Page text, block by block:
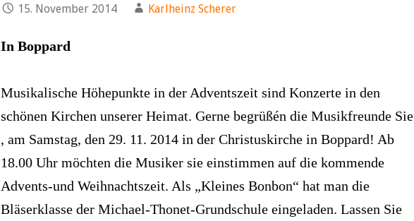
15. November 2014 Karlheinz Scherer
In Boppard
Musikalische Höhepunkte in der Adventszeit sind Konzerte in den
schönen Kirchen unserer Heimat. Gerne begrüßén die Musikfreunde Sie
, am Samstag, den 29. 11. 2014 in der Christuskirche in Boppard! Ab
18.00 Uhr möchten die Musiker sie einstimmen auf die kommende
Advents-und Weihnachtszeit. Als „Kleines Bonbon“ hat man die
Bläserklasse der Michael-Thonet-Grundschule eingeladen. Lassen Sie